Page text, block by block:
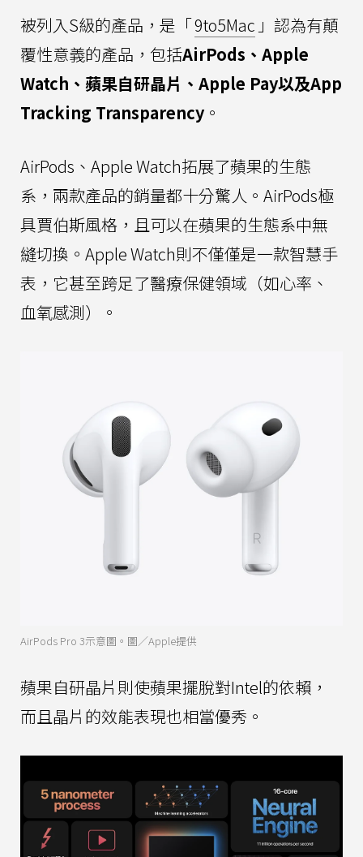
被列入S級的產品，是「9to5Mac 」認為有顛
覆性意義的產品，包括AirPods、Apple
Watch、蘋果自研晶片、Apple Pay以及App
Tracking Transparency 。
AirPods、Apple Watch拓展了蘋果的生態
系，兩款產品的銷量都十分驚人。AirPods極
具賈伯斯風格，且可以在蘋果的生態系中無
縫切換。Apple Watch則不僅僅是一款智慧手
表，它甚至跨足了醫療保健領域（如心率、
血氧感測）。
AirPods Pro 3示意圖。圖／Apple提供
蘋果自研晶片則使蘋果擺脫對Intel的依賴，
而且晶片的效能表現也相當優秀。